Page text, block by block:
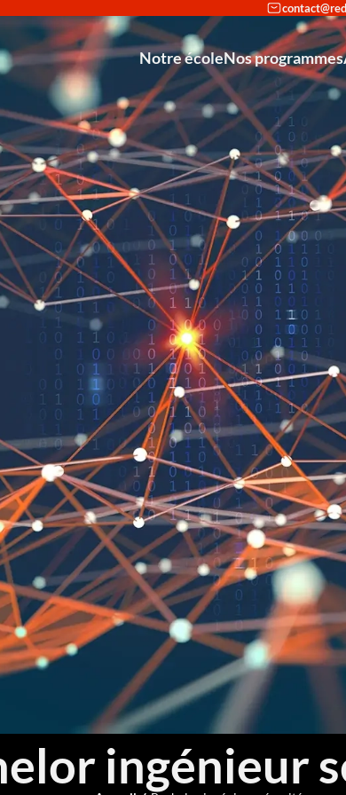
Notre école
Partenariat avec Cisco et
Nos programmes
ingénieur